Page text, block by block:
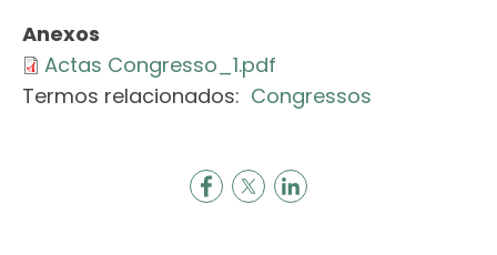
Anexos
Actas Congresso_1.pdf
Termos relacionados: Congressos